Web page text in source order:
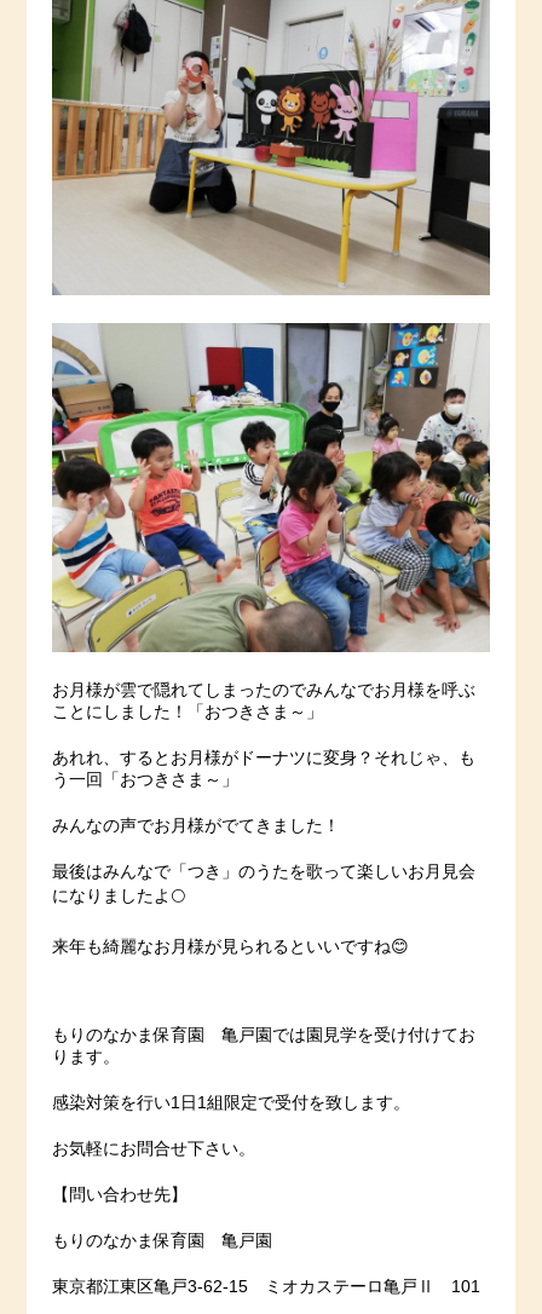
お月様が雲で隠れてしまったのでみんなでお月様を呼ぶ
ことにしました！「おつきさま～」
あれれ、するとお月様がドーナツに変身？それじゃ、も
う一回「おつきさま～」
みんなの声でお月様がでてきました！
最後はみんなで「つき」のうたを歌って楽しいお月見会
になりましたよ🌕
来年も綺麗なお月様が見られるといいですね😊
もりのなかま保育園 亀戸園では園見学を受け付けてお
ります。
感染対策を行い1日1組限定で受付を致します。
お気軽にお問合せ下さい。
【問い合わせ先】
もりのなかま保育園 亀戸園
東京都江東区亀戸3-62-15 ミオカステーロ亀戸Ⅱ 101